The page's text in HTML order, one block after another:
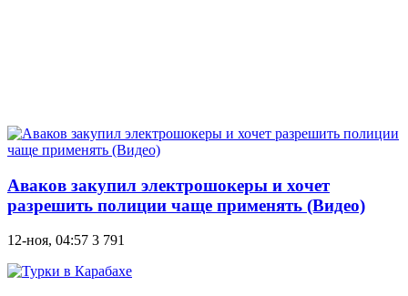
Аваков закупил электрошокеры и хочет
разрешить полиции чаще применять (Видео)
12-ноя, 04:57 3 791